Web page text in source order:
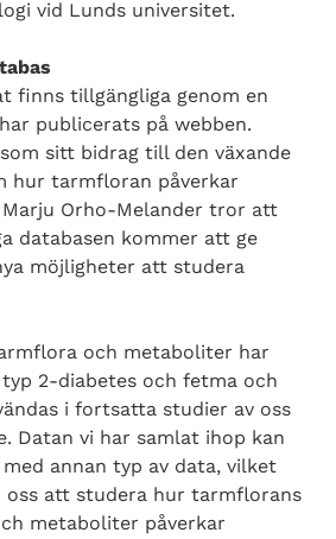
Sverige
vid Lunds universitet.
finns tillgängliga genom en
publicerats på webben.
sitt bidrag till den växande
hur tarmfloran påverkar
Marju Orho-Melander tror att
databasen kommer att ge
möjligheter att studera
och metaboliter har
2-diabetes och fetma och
i fortsatta studier av oss
Datan vi har samlat ihop kan
annan typ av data, vilket
att studera hur tarmflorans
metaboliter påverkar